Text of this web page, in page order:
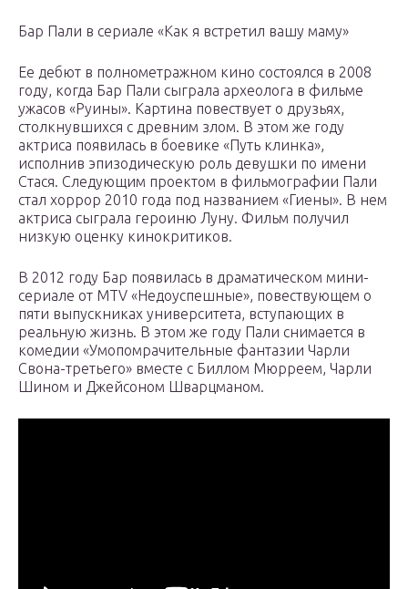
Бар Пали в сериале «Как я встретил вашу маму»
Ее дебют в полнометражном кино состоялся в 2008
году, когда Бар Пали сыграла археолога в фильме
ужасов «Руины». Картина повествует о друзьях,
столкнувшихся с древним злом. В этом же году
актриса появилась в боевике «Путь клинка»,
исполнив эпизодическую роль девушки по имени
Стася. Следующим проектом в фильмографии Пали
стал хоррор 2010 года под названием «Гиены». В нем
актриса сыграла героиню Луну. Фильм получил
низкую оценку кинокритиков.
В 2012 году Бар появилась в драматическом мини-
сериале от MTV «Недоуспешные», повествующем о
пяти выпускниках университета, вступающих в
реальную жизнь. В этом же году Пали снимается в
комедии «Умопомрачительные фантазии Чарли
Свона-третьего» вместе с Биллом Мюрреем, Чарли
Шином и Джейсоном Шварцманом.